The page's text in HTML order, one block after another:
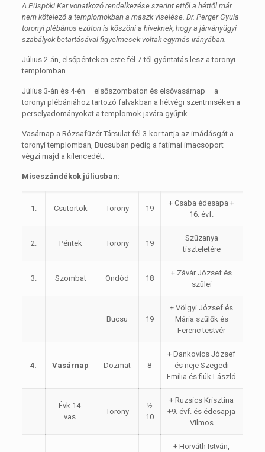
A Püspöki Kar vonatkozó rendelkezése szerint ettől a héttől már
nem kötelező a templomokban a maszk viselése. Dr. Perger Gyula
toronyi plébános ezúton is köszöni a híveknek, hogy a járványügyi
szabályok betartásával figyelmesek voltak egymás irányában.
Július 2-án, elsőpénteken este fél 7-től gyóntatás lesz a toronyi
templomban.
Július 3-án és 4-én – elsőszombaton és elsővasárnap – a
toronyi plébániához tartozó falvakban a hétvégi szentmiséken a
perselyadományokat a templomok javára gyűjtik.
Vasárnap a Rózsafüzér Társulat fél 3-kor tartja az imádásgát a
toronyi templomban, Bucsuban pedig a fatimai imacsoport
végzi majd a kilencedét.
Miseszándékok júliusban:
1. Csütörtök Torony 19
+ Csaba édesapa +
16. évf.
2. Péntek Torony 19
Szűzanya
tiszteletére
3. Szombat Ondód 18
+ Závár József és
szülei
Bucsu 19
+ Völgyi József és
Mária szülők és
Ferenc testvér
4. Vasárnap Dozmat 8
+ Dankovics József
és neje Szegedi
Emília és fiúk László
Évk.14.
vas.
Torony
½
10
+ Ruzsics Krisztina
+9. évf. és édesapja
Vilmos
+ Horváth István,